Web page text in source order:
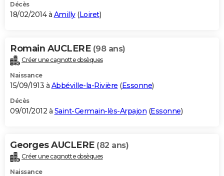
Décès
18/02/2014 à Amilly(Loiret)
Romain AUCLERE (98 ans)
Créer une cagnotte obsèques
Naissance
15/09/1913 à Abbéville-la-Rivière (Essonne)
Décès
09/01/2012 à Saint-Germain-lès-Arpajon (Essonne)
Georges AUCLERE (82 ans)
Créer une cagnotte obsèques
Naissance